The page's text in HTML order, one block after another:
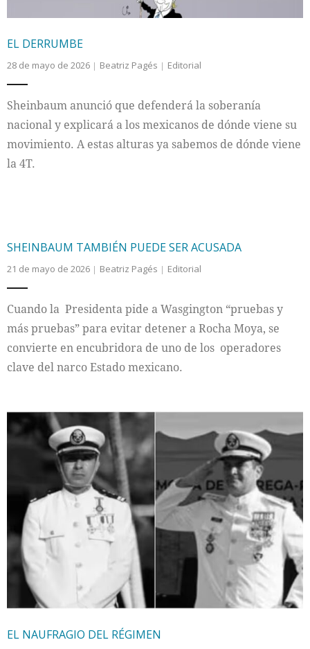
EL DERRUMBE
28 de mayo de 2026 Beatriz Pagés Editorial
Sheinbaum anunció que defenderá la soberanía
nacional y explicará a los mexicanos de dónde viene su
movimiento. A estas alturas ya sabemos de dónde viene
la 4T.
SHEINBAUM TAMBIÉN PUEDE SER ACUSADA
21 de mayo de 2026 Beatriz Pagés Editorial
Cuando la Presidenta pide a Wasgington “pruebas y
más pruebas” para evitar detener a Rocha Moya, se
convierte en encubridora de uno de los operadores
clave del narco Estado mexicano.
EL NAUFRAGIO DEL RÉGIMEN